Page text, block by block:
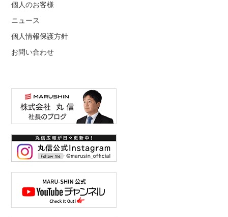
個人のお客様
ニュース
個人情報保護方針
お問い合わせ